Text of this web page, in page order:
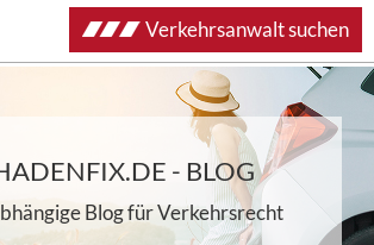
- BLOG
Blog für Verkehrsrecht
Verkehrsanwalt suchen